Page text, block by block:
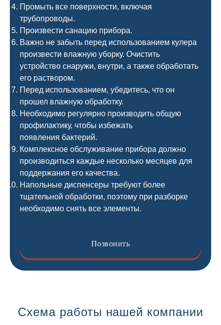
Промыть все поверхности, включая
трубопроводы.
Произвести санацию прибора.
Важно не забыть перед использованием кулера
произвести влажную уборку. Очистить
устройство снаружи, внутри, а также обработать
его раствором.
Перед использованием, убедитесь, что он
прошел влажную обработку.
Необходимо регулярно производить общую
профилактику, чтобы избежать
появления бактерий.
Комплексное обслуживание прибора должно
производиться каждые несколько месяцев для
поддержания его качества.
Напольные диспенсеры требуют более
тщательной обработки, поэтому при разборке
необходимо снять все элементы.
Позвонить
Схема работы нашей компании